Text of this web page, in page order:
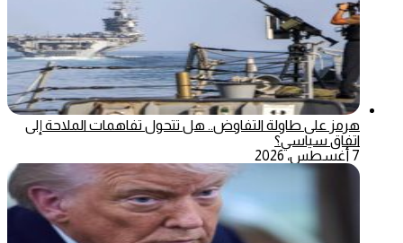
هرمز على طاولة التفاوض.. هل تتحول تفاهمات الملاحة إلى
اتفاق سياسي؟
7 أغسطس، 2026